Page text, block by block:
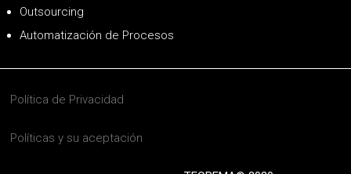
Outsourcing
Automatización de Procesos
Política de Privacidad
Políticas y su aceptación